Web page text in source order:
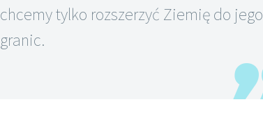
chcemy tylko rozszerzyć Ziemię do jego
granic.